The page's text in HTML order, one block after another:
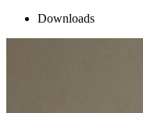
Downloads